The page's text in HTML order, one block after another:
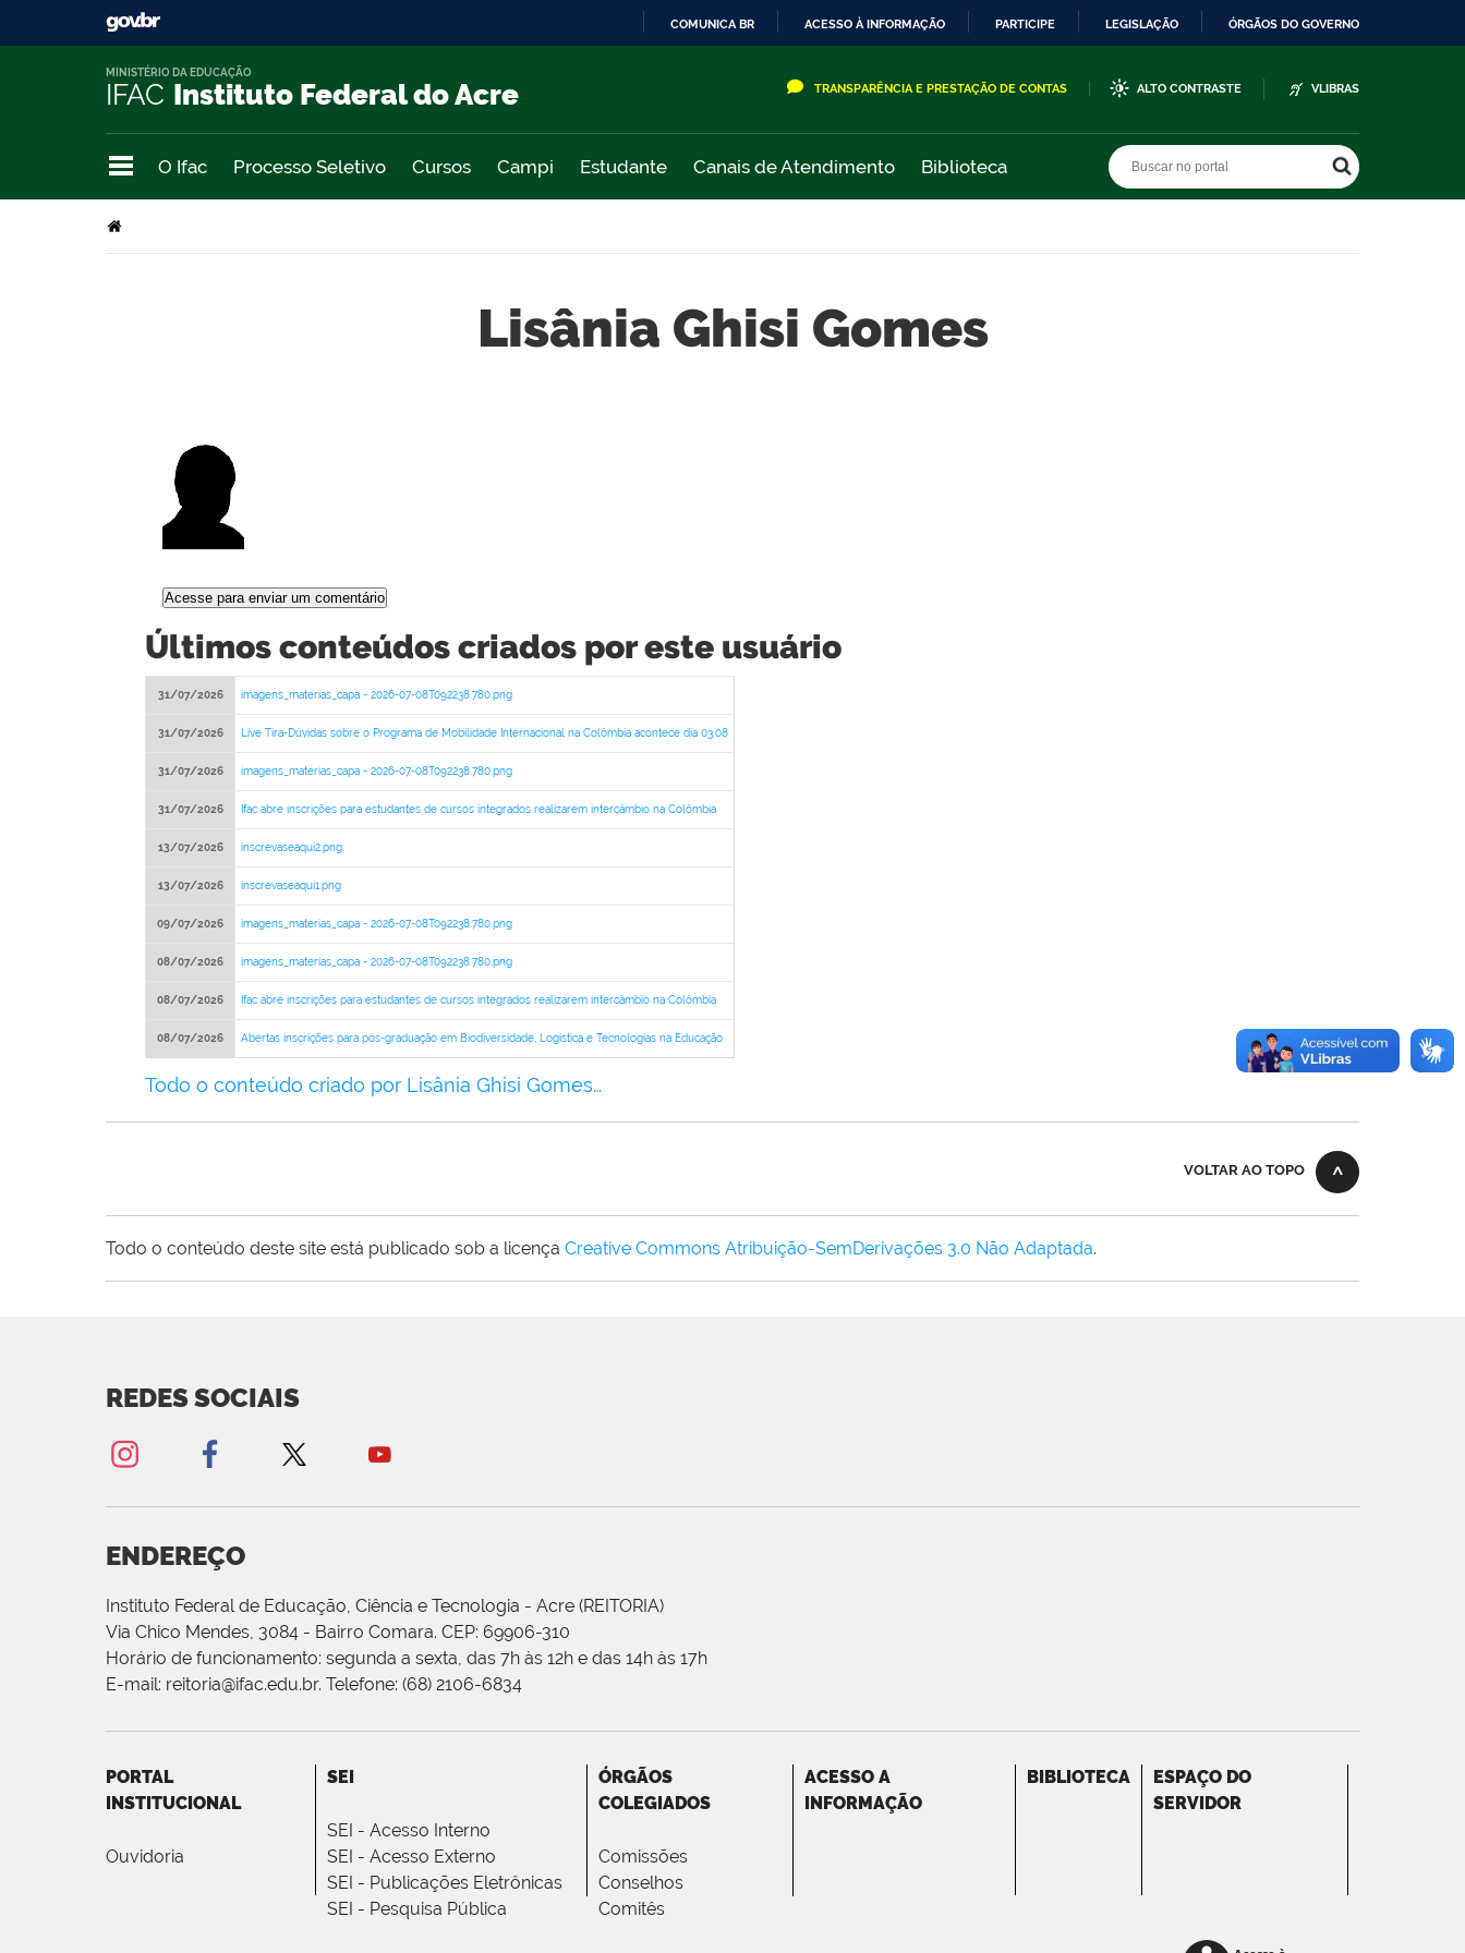
COMUNICA BR ACESSO À INFORMAÇÃO PARTICIPE LEGISLAÇÃO ÓRGÃOS DO GOVERNO
IFAC Instituto Federal do Acre
MINISTÉRIO DA EDUCAÇÃO
TRANSPARÊNCIA E PRESTAÇÃO DE CONTAS ALTO CONTRASTE VLIBRAS
O Ifac Processo Seletivo Cursos Campi Estudante Canais de Atendimento Biblioteca
Lisânia Ghisi Gomes
Últimos conteúdos criados por este usuário
31/07/2026 imagens_materias_capa - 2026-07-08T092238.780.png
31/07/2026 Live Tira-Dúvidas sobre o Programa de Mobilidade Internacional na Colômbia acontece dia 03.08
31/07/2026 imagens_materias_capa - 2026-07-08T092238.780.png
31/07/2026 Ifac abre inscrições para estudantes de cursos integrados realizarem intercâmbio na Colômbia
13/07/2026 inscrevaseaqui2.png
13/07/2026 inscrevaseaqui1.png
09/07/2026 imagens_materias_capa - 2026-07-08T092238.780.png
08/07/2026 imagens_materias_capa - 2026-07-08T092238.780.png
08/07/2026 Ifac abre inscrições para estudantes de cursos integrados realizarem intercâmbio na Colômbia
08/07/2026 Abertas inscrições para pós-graduação em Biodiversidade, Logística e Tecnologias na Educação
Todo o conteúdo criado por Lisânia Ghisi Gomes…
VOLTAR AO TOPO
Todo o conteúdo deste site está publicado sob a licença Creative Commons Atribuição-SemDerivações 3.0 Não Adaptada.
REDES SOCIAIS
ENDEREÇO
Instituto Federal de Educação, Ciência e Tecnologia - Acre (REITORIA)
Via Chico Mendes, 3084 - Bairro Comara. CEP: 69906-310
Horário de funcionamento: segunda a sexta, das 7h às 12h e das 14h às 17h
E-mail: reitoria@ifac.edu.br. Telefone: (68) 2106-6834
PORTAL
INSTITUCIONAL
Ouvidoria
SEI
SEI - Acesso Interno
SEI - Acesso Externo
SEI - Publicações Eletrônicas
SEI - Pesquisa Pública
ÓRGÃOS
COLEGIADOS
Comissões
Conselhos
Comitês
ACESSO A
INFORMAÇÃO
BIBLIOTECA
ESPAÇO DO
SERVIDOR